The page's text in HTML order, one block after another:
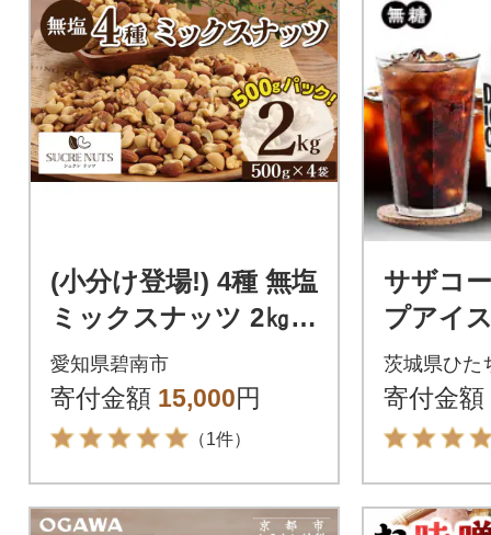
(小分け登場!) 4種 無塩
ミックスナッツ 2㎏(5
00g×4袋) H059-215
愛知県碧南市
寄付金額 15,000円
（1件）
サザコ
プアイ
糖 6本
茨城県ひた
寄付金額